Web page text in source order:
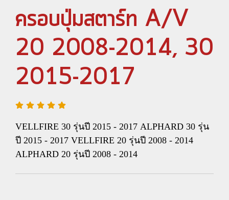
ครอบปุ่มสตาร์ท A/V
20 2008-2014, 30
2015-2017
VELLFIRE 30 รุ่นปี 2015 - 2017 ALPHARD 30 รุ่น
ปี 2015 - 2017 VELLFIRE 20 รุ่นปี 2008 - 2014
ALPHARD 20 รุ่นปี 2008 - 2014